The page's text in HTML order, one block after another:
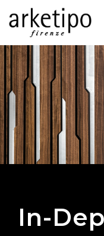
In-